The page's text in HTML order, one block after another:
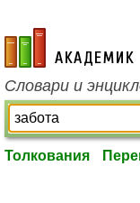
academic.ru
Словари и
Толкования